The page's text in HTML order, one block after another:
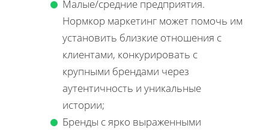
Малые/средние предприятия.
Нормкор маркетинг может помочь им
установить близкие отношения с
клиентами, конкурировать с
крупными брендами через
аутентичность и уникальные
истории;
Бренды с ярко выраженными